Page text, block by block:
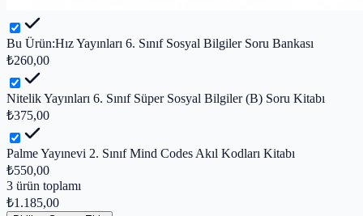
Bu Ürün:Hız Yayınları 6. Sınıf Sosyal Bilgiler Soru Bankası
₺260,00
Nitelik Yayınları 6. Sınıf Süper Sosyal Bilgiler (B) Soru Kitabı
₺375,00
Palme Yayınevi 2. Sınıf Mind Codes Akıl Kodları Kitabı
₺550,00
3 ürün toplamı
₺1.185,00